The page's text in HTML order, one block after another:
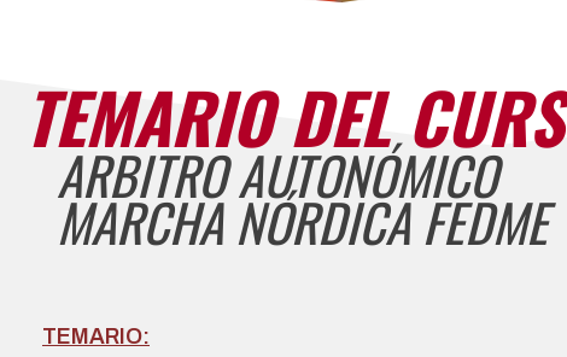
TEMARIO DEL
ARBITRO AUTONÓMICO
MARCHA NÓRDICA FEDME
TEMARIO: